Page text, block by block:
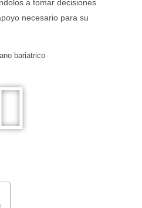
a tomar decisiones
necesario para su